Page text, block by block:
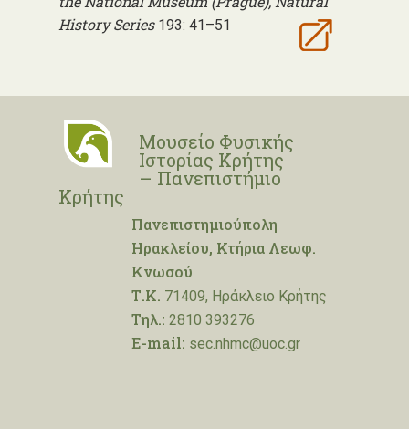
History Series193: 41–51
Μουσείο Φυσικής
Ιστορίας Κρήτης
– Πανεπιστήμιο
Κρήτης
Πανεπιστημιούπολη
Ηρακλείου, Κτήρια Λεωφ.
Κνωσού
Τ.Κ. 71409, Ηράκλειο Κρήτης
Τηλ.: 2810 393276
E-mail: sec.nhmc@uoc.gr